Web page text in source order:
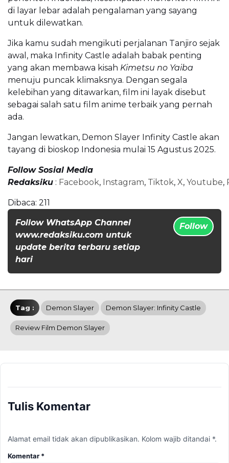
di layar lebar adalah pengalaman yang sayang
untuk dilewatkan.
Jika kamu sudah mengikuti perjalanan Tanjiro sejak
awal, maka Infinity Castle adalah babak penting
yang akan membawa kisah Kimetsu no Yaiba
menuju puncak klimaksnya. Dengan segala
kelebihan yang ditawarkan, film ini layak disebut
sebagai salah satu film anime terbaik yang pernah
ada.
Jangan lewatkan, Demon Slayer Infinity Castle akan
tayang di bioskop Indonesia mulai 15 Agustus 2025.
Follow Sosial Media
Redaksiku : Facebook, Instagram, Tiktok, X, Youtube,
Dibaca: 211
Follow WhatsApp Channel
www.redaksiku.com untuk
update berita terbaru setiap
hari
Follow
Tag : Demon Slayer Demon Slayer: Infinity Castle
Review Film Demon Slayer
Tulis Komentar